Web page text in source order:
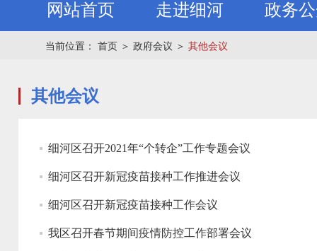
网站首页 走进细河 政务
当前位置： 首页 ＞ 政府会议 ＞ 其他会议
其他会议
细河区召开2021年“个转企”工作专题会议
细河区召开新冠疫苗接种工作推进会议
细河区召开新冠疫苗接种工作会议
我区召开春节期间疫情防控工作部署会议